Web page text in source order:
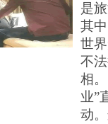
是
其
世
不
相
业”
动